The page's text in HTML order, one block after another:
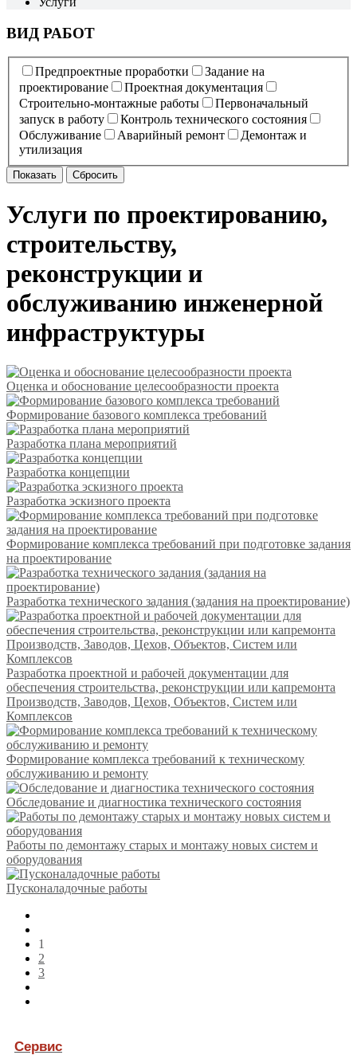
ВИД РАБОТ
Предпроектные проработки
Задание на
проектирование
Проектная документация
Строительно-монтажные работы
Первоначальный
запуск в работу
Контроль технического состояния
Обслуживание
Аварийный ремонт
Демонтаж и
утилизация
Услуги по проектированию,
строительству,
реконструкции и
обслуживанию инженерной
инфраструктуры
Оценка и обоснование целесообразности проекта
Формирование базового комплекса требований
Разработка плана мероприятий
Разработка концепции
Разработка эскизного проекта
Формирование комплекса требований при подготовке задания
на проектирование
Разработка технического задания (задания на проектирование)
Разработка проектной и рабочей документации для
обеспечения строительства, реконструкции или капремонта
Производств, Заводов, Цехов, Объектов, Систем или
Комплексов
Формирование комплекса требований к техническому
обслуживанию и ремонту
Обследование и диагностика технического состояния
Работы по демонтажу старых и монтажу новых систем и
оборудования
Пусконаладочные работы
1
2
3
Сервис